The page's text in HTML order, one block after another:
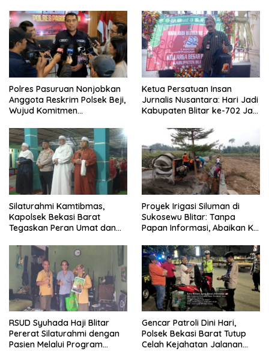
Polres Pasuruan Nonjobkan
Anggota Reskrim Polsek Beji,
Wujud Komitmen
Dugaan Penganiayaan
Ketua Persatuan Insan
Jurnalis Nusantara: Hari Jadi
Kabupaten Blitar ke-702 Jadi
Pembangunan
Silaturahmi Kamtibmas,
Kapolsek Bekasi Barat
Tegaskan Peran Umat dan
Kondusivitas Wilayah
Proyek Irigasi Siluman di
Sukosewu Blitar: Tanpa
Papan Informasi, Abaikan K3,
Tanggung Jawab
RSUD Syuhada Haji Blitar
Pererat Silaturahmi dengan
Pasien Melalui Program
Gencar Patroli Dini Hari,
Polsek Bekasi Barat Tutup
Celah Kejahatan Jalanan